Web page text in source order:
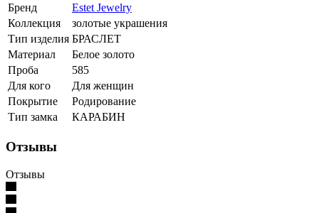
Бренд
Estet Jewelry
Коллекция
золотые украшения
Тип изделия БРАСЛЕТ
Материал
Белое золото
Проба
585
Для кого
Для женщин
Покрытие
Родирование
Тип замка
КАРАБИН
Отзывы
Отзывы